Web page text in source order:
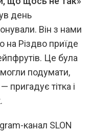
день
Він з нами
на Різдво приїде
Це була
подумати,
пригадує тітка і
канал SLON